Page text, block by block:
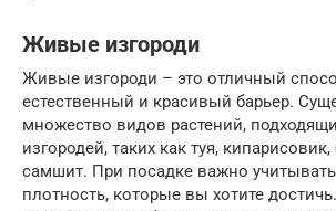
Живые изгороди
Живые изгороди – это отличный
естественный и красивый барьер.
множество видов растений,
изгородей, таких как туя,
самшит. При посадке важно
плотность, которые вы хотите